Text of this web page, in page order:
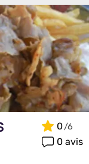
0
0 avis